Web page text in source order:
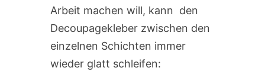
Arbeit machen will, kann den
Decoupagekleber zwischen den
einzelnen Schichten immer
wieder glatt schleifen: